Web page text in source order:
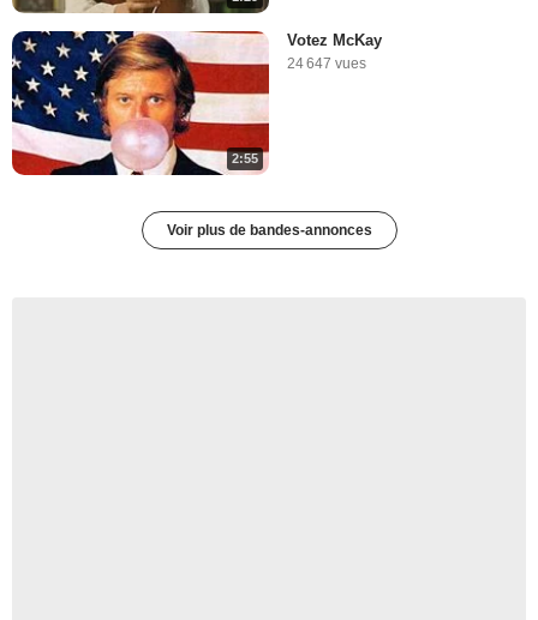
2:55
Votez McKay
24 647 vues
Voir plus de bandes-annonces